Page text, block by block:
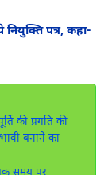
नियुक्ति पत्र, कहा-
की प्रगति की
बनाने का